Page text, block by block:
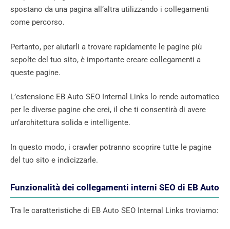
spostano da una pagina all’altra utilizzando i collegamenti
come percorso.
Pertanto, per aiutarli a trovare rapidamente le pagine più
sepolte del tuo sito, è importante creare collegamenti a
queste pagine.
L’estensione EB Auto SEO Internal Links lo rende automatico
per le diverse pagine che crei, il che ti consentirà di avere
un’architettura solida e intelligente.
In questo modo, i crawler potranno scoprire tutte le pagine
del tuo sito e indicizzarle.
Funzionalità dei collegamenti interni SEO di EB Auto
Tra le caratteristiche di EB Auto SEO Internal Links troviamo: